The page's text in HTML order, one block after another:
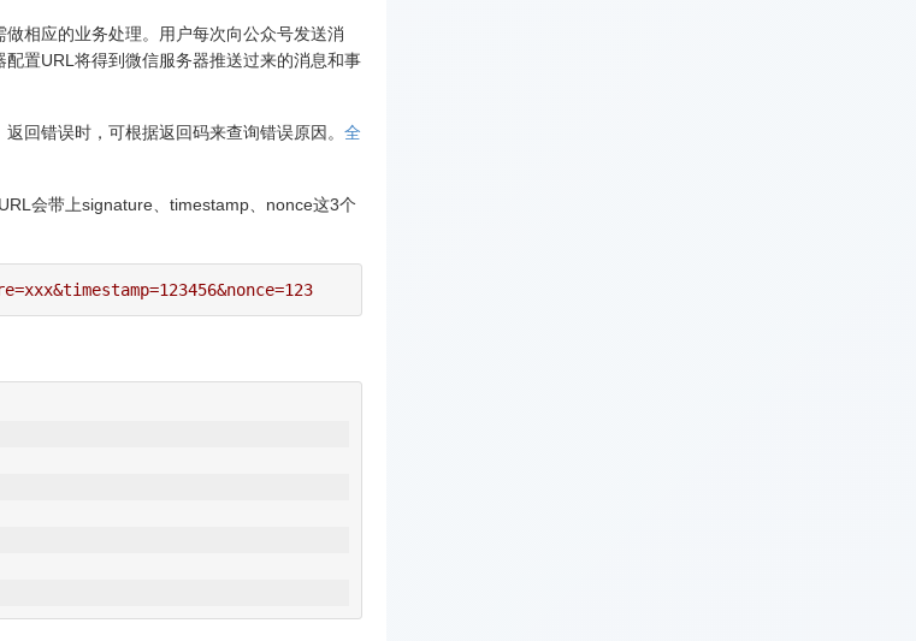
相应的业务处理。用户每次向公众号发送消
置URL将得到微信服务器推送过来的消息和事
回错误时，可根据返回码来查询错误原因。 全
会带上signature、timestamp、nonce这3个